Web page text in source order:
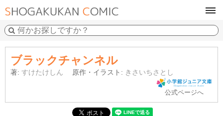
ブラックチャンネル
著: すけたけしん 原作・イラスト: きさいちさとし
公式ページへ